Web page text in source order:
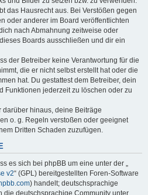
das Hausrecht aus. Bei Verstößen gegen
oder anderer im Board veröffentlichten
nach Abmahnung zeitweise oder
Boards ausschließen und dir ein
der Betreiber keine Verantwortung für die
die er nicht selbst erstellt hat oder die
hat. Du gestattest dem Betreiber, dein
Funktionen jederzeit zu löschen oder zu
darüber hinaus, deine Beiträge
o. g. Regeln verstoßen oder geeignet
Dritten Schaden zuzufügen.
es sich bei phpBB um eine unter der „
v2“ (GPL) bereitgestellten Foren-Software
) handelt; deutschsprachige
die deutschsprachige Community unter